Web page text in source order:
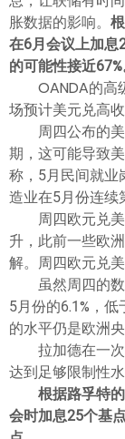
胀数据的影响。
在6月会议上加息
的可能性接近67%
OANDA的高
场预计美元兑高
周四公布的
期，这可能导致
称，5月民间就业
造业在5月份连续
周四欧元兑
升，此前一些欧
解。周四欧元兑
虽然周四的
5月份的6.1%，
的水平仍是欧洲
拉加德在一
达到足够限制性
根据路孚特
会时加息25个基